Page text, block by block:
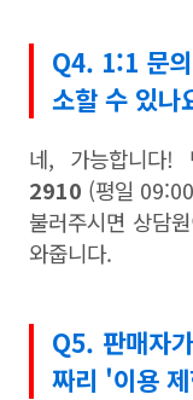
Q4. 1:1 문
소할 수 있나
네, 가능합니다!
2910 (평일
불러주시면 상담
와줍니다.
Q5. 판매자
짜리 '이용